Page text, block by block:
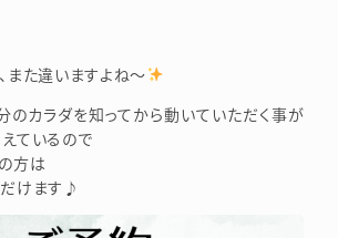
また違いますよね～
のカラダを知ってから動いていただく事が
ているので
方は
けます♪